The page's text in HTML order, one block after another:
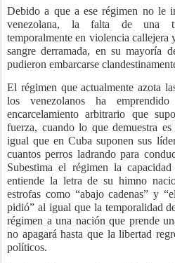
Debido a que a ese régimen no le
venezolana, la falta de una
temporalmente en violencia callejera
sangre derramada, en su mayoría
pudieron embarcarse
El régimen que actualmente azota
los venezolanos ha
encarcelamiento arbitrario que
fuerza, cuando lo que demuestra
igual que en Cuba suponen sus
cuantos perros ladrando para
Subestima el régimen la
entiende la letra de su himno
estrofas como “abajo cadenas” y
pidió” al igual que la temporalidad
régimen a una nación que prende
no apagará hasta que la libertad
políticos.